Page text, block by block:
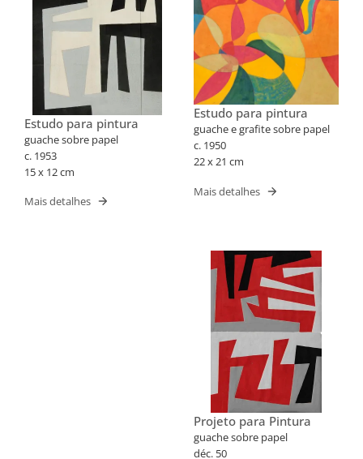
Estudo para pintura
guache sobre papel
c. 1953
15 x 12 cm
Mais detalhes
Estudo para pintura
guache e grafite sobre papel
c. 1950
22 x 21 cm
Mais detalhes
Projeto para Pintura
guache sobre papel
déc. 50